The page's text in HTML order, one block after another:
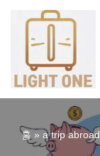
츠
로
너
홈 » a trip abroad